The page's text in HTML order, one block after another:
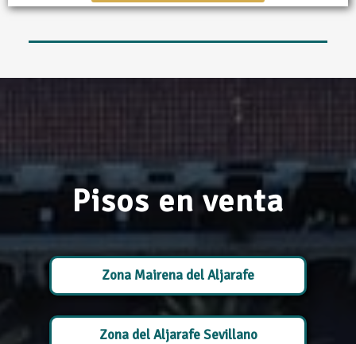
Pisos en venta
Zona Mairena del Aljarafe
Zona del Aljarafe Sevillano